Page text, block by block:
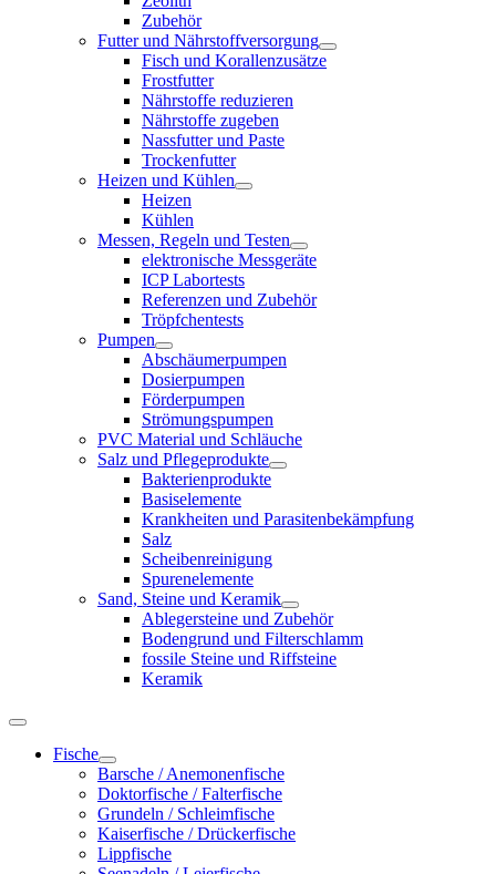
Zubehör
Futter und Nährstoffversorgung
Fisch und Korallenzusätze
Frostfutter
Nährstoffe reduzieren
Nährstoffe zugeben
Nassfutter und Paste
Trockenfutter
Heizen und Kühlen
Heizen
Kühlen
Messen, Regeln und Testen
elektronische Messgeräte
ICP Labortests
Referenzen und Zubehör
Tröpfchentests
Pumpen
Abschäumerpumpen
Dosierpumpen
Förderpumpen
Strömungspumpen
PVC Material und Schläuche
Salz und Pflegeprodukte
Bakterienprodukte
Basiselemente
Krankheiten und Parasitenbekämpfung
Salz
Scheibenreinigung
Spurenelemente
Sand, Steine und Keramik
Ablegersteine und Zubehör
Bodengrund und Filterschlamm
fossile Steine und Riffsteine
Keramik
Fische
Barsche / Anemonenfische
Doktorfische / Falterfische
Grundeln / Schleimfische
Kaiserfische / Drückerfische
Lippfische